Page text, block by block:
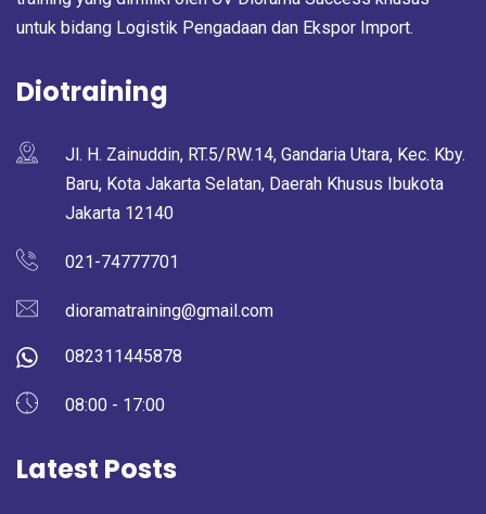
untuk bidang Logistik Pengadaan dan Ekspor Import.
Diotraining
Jl. H. Zainuddin, RT.5/RW.14, Gandaria Utara, Kec. Kby.
Baru, Kota Jakarta Selatan, Daerah Khusus Ibukota
Jakarta 12140
021-74777701
dioramatraining@gmail.com
082311445878
08:00 - 17:00
Latest Posts